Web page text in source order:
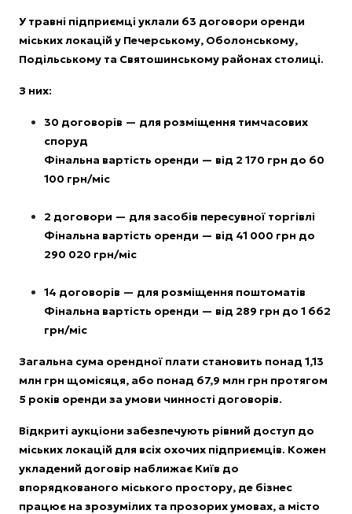
У травні підприємці уклали 63 договори оренди
міських локацій у Печерському, Оболонському,
Подільському та Святошинському районах столиці.
З них:
30 договорів — для розміщення тимчасових
споруд
Фінальна вартість оренди — від 2 170 грн до 60
100 грн/міс
2 договори — для засобів пересувної торгівлі
Фінальна вартість оренди — від 41 000 грн до
290 020 грн/міс
14 договорів — для розміщення поштоматів
Фінальна вартість оренди — від 289 грн до 1 662
грн/міс
Загальна сума орендної плати становить понад 1,13
млн грн щомісяця, або понад 67,9 млн грн протягом
5 років оренди за умови чинності договорів.
Відкриті аукціони забезпечують рівний доступ до
міських локацій для всіх охочих підприємців. Кожен
укладений договір наближає Київ до
впорядкованого міського простору, де бізнес
працює на зрозумілих та прозорих умовах, а місто